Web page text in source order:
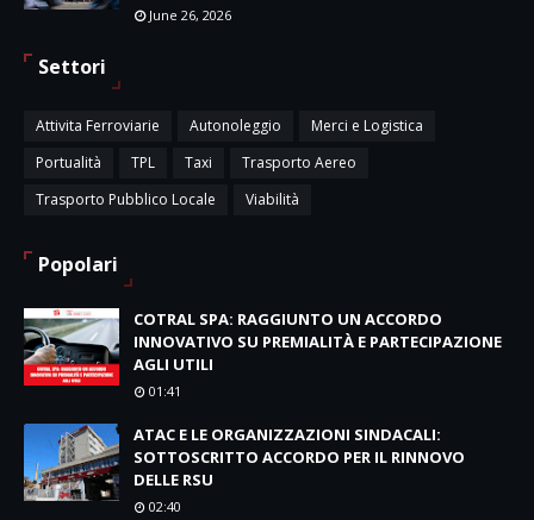
June 26, 2026
Settori
Attivita Ferroviarie Autonoleggio
Merci e Logistica
Portualità
TPL Taxi
Trasporto Aereo
Trasporto Pubblico Locale
Viabilità
Popolari
COTRAL SPA: RAGGIUNTO UN ACCORDO
INNOVATIVO SU PREMIALITÀ E PARTECIPAZIONE
AGLI UTILI
01:41
ATAC E LE ORGANIZZAZIONI SINDACALI:
SOTTOSCRITTO ACCORDO PER IL RINNOVO
DELLE RSU
02:40